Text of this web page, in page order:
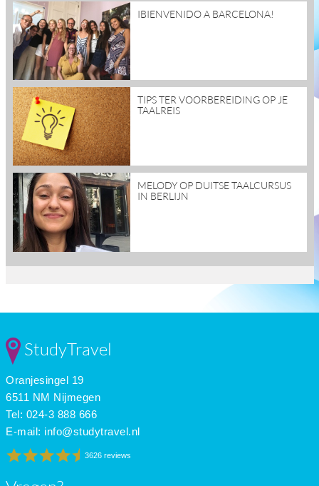
read
more
IBIENVENIDO A BARCELONA!
read
more
TIPS TER VOORBEREIDING OP JE
TAALREIS
read
more
MELODY OP DUITSE TAALCURSUS
IN BERLIJN
StudyTravel
Oranjesingel 19
6511 NM Nijmegen
Tel: 024-3 888 666
E-mail: info@studytravel.nl
3626 reviews